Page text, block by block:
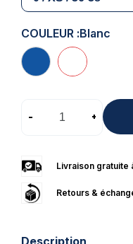
COULEUR :Blanc
- +
Livraison gratuite
Retours &